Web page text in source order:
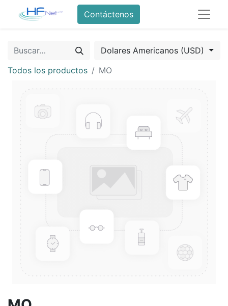
Contáctenos
Dolares Americanos (USD)
Todos los productos
MO